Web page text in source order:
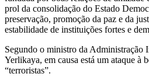
prol da consolidação do Estado
preservação, promoção da paz e da
estabilidade de instituições fortes e
Segundo o ministro da Administração
Yerlikaya, em causa está um ataque à
“terroristas”.